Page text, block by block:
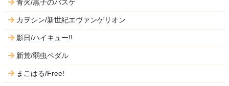
青火/黒子のバスケ
カヲシン/新世紀エヴァンゲリオン
影日/ハイキュー!!
新荒/弱虫ペダル
まこはる/Free!